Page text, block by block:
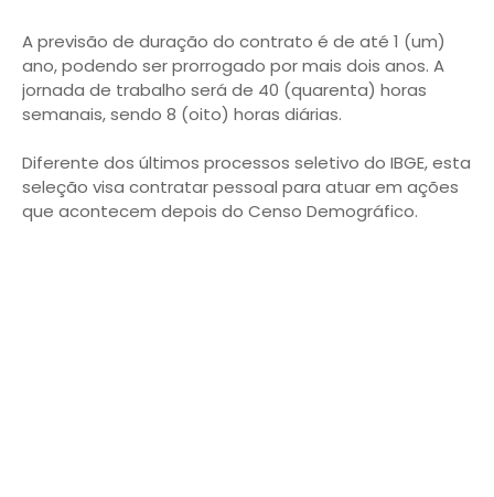
A previsão de duração do contrato é de até 1 (um)
ano, podendo ser prorrogado por mais dois anos. A
jornada de trabalho será de 40 (quarenta) horas
semanais, sendo 8 (oito) horas diárias.
Diferente dos últimos processos seletivo do IBGE, esta
seleção visa contratar pessoal para atuar em ações
que acontecem depois do Censo Demográfico.